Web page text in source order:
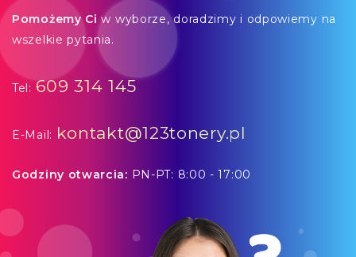
Pomożemy Ci w wyborze, doradzimy i odpowiemy na
wszelkie pytania.
Tel: 609 314 145
E-Mail: kontakt@123tonery.pl
Godziny otwarcia: PN-PT: 8:00 - 17:00